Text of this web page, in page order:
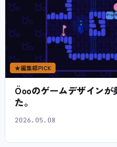
★編集部PICK
Öooのゲームデザイン
た。
2026.05.08